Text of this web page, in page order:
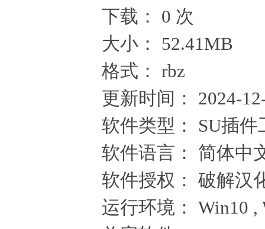
下载：
0 次
大小：
52.41MB
格式：
rbz
更新时间：
2024-
软件类型：
SU插件
软件语言：
简体中
软件授权：
破解汉
运行环境：
Win10 ,